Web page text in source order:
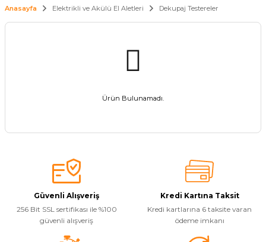
Anasayfa Elektrikli ve Akülü El Aletleri Dekupaj Testereler
Ürün Bulunamadı.
Güvenli Alışveriş
256 Bit SSL sertifikası ile %100
güvenli alışveriş
Kredi Kartına Taksit
Kredi kartlarına 6 taksite varan
ödeme imkanı